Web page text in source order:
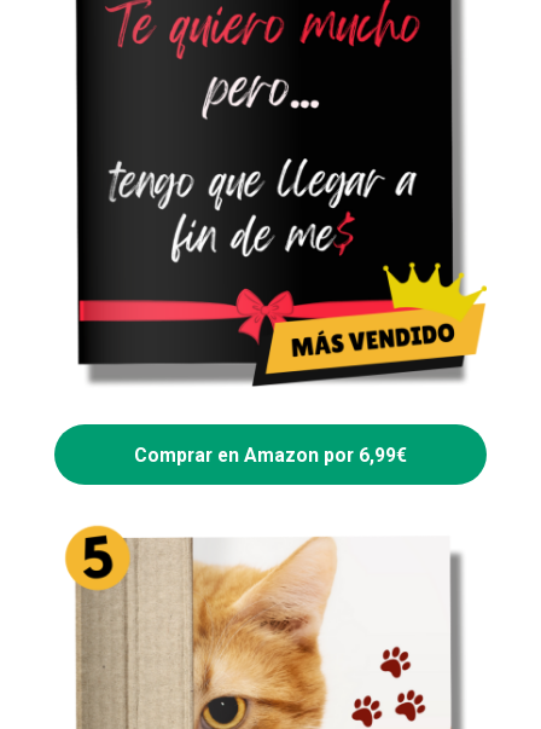
Comprar en Amazon por 6,99€